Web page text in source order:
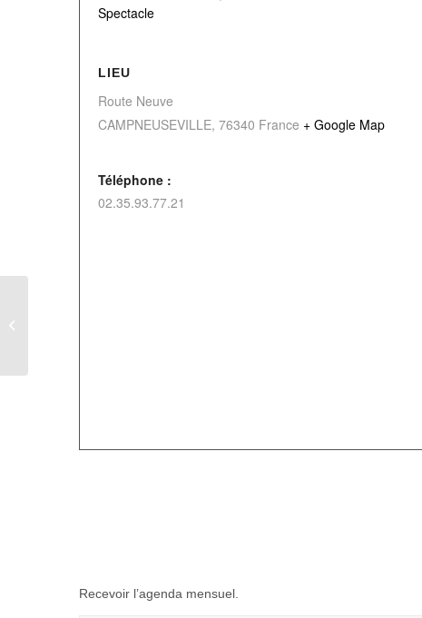
Spectacle
LIEU
Route Neuve
CAMPNEUSEVILLE, 76340 France + Google Map
Téléphone :
02.35.93.77.21
Recevoir l’agenda mensuel.